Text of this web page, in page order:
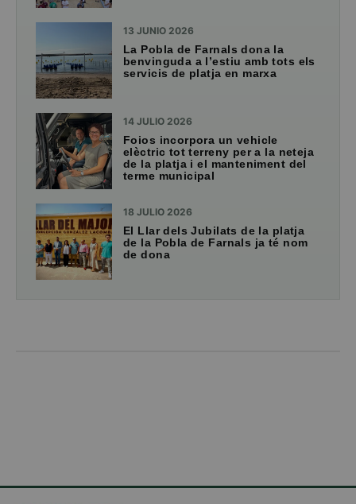
13 JUNIO 2026
La Pobla de Farnals dona la
benvinguda a l’estiu amb tots els
servicis de platja en marxa
14 JULIO 2026
Foios incorpora un vehicle
elèctric tot terreny per a la neteja
de la platja i el manteniment del
terme municipal
18 JULIO 2026
El Llar dels Jubilats de la platja
de la Pobla de Farnals ja té nom
de dona